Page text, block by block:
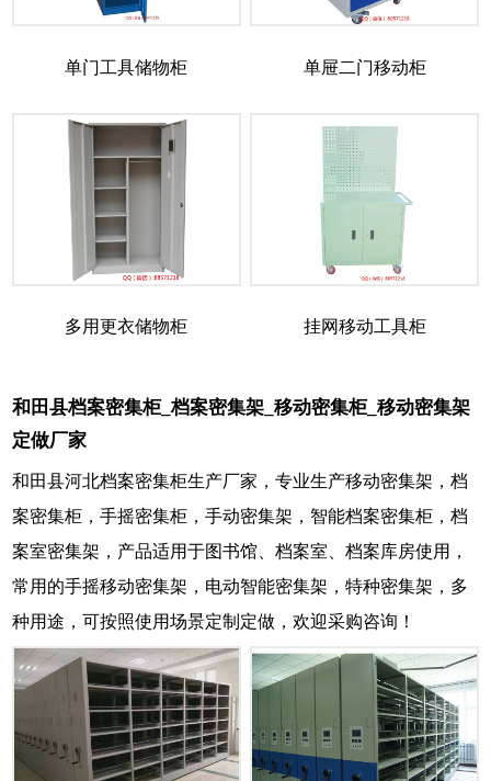
单门工具储物柜 单屉二门移动柜
多用更衣储物柜 挂网移动工具柜
和田县档案密集柜_档案密集架_移动密集柜_移动密集架
定做厂家
和田县河北档案密集柜生产厂家，专业生产移动密集架，档
案密集柜，手摇密集柜，手动密集架，智能档案密集柜，档
案室密集架，产品适用于图书馆、档案室、档案库房使用，
常用的手摇移动密集架，电动智能密集架，特种密集架，多
种用途，可按照使用场景定制定做，欢迎采购咨询！